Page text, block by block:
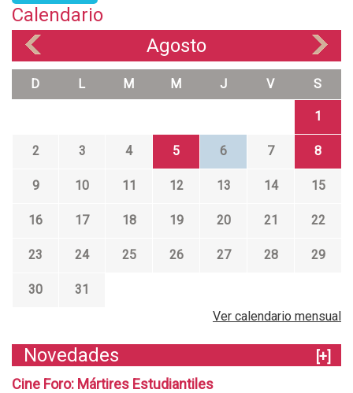
Calendario
Agosto
D L M M J V S
1
2 3 4 5 6 7 8
9 10 11 12 13 14 15
16 17 18 19 20 21 22
23 24 25 26 27 28 29
30
31
Ver calendario mensual
Novedades
[+]
Cine Foro: Mártires Estudiantiles